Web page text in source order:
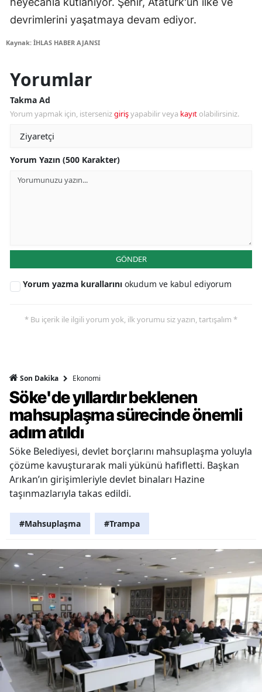
devrimlerini yaşatmaya devam ediyor.
Kaynak: İHLAS HABER AJANSI
Yorumlar
Takma Ad
Yorum yapmak için, istersenizgirişyapabilir veya kayıt olabilirsiniz.
Yorum Yazın (500 Karakter)
GÖNDER
Yorum yazma kurallarını okudum ve kabul ediyorum
* Bu içerik ile ilgili yorum yok, ilk yorumu siz yazın, tartışalım *
Son Dakika Ekonomi
Söke'de yıllardır beklenen
mahsuplaşma sürecinde önemli
adım atıldı
Söke Belediyesi, devlet borçlarını mahsuplaşma yoluyla
çözüme kavuşturarak mali yükünü hafifletti. Başkan
Arıkan’ın girişimleriyle devlet binaları Hazine
taşınmazlarıyla takas edildi.
#Mahsuplaşma #Trampa